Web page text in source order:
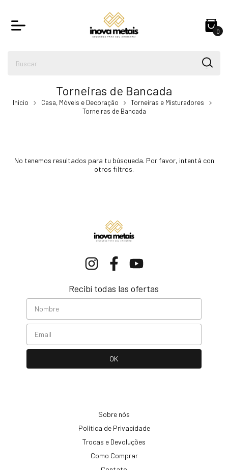
0
Torneiras de Bancada
Inicio Casa, Móveis e Decoração
Torneiras e Misturadores
Torneiras de Bancada
No tenemos resultados para tu búsqueda. Por favor, intentá con
otros filtros.
Recibí todas las ofertas
Sobre nós
Política de Privacidade
Trocas e Devoluções
Como Comprar